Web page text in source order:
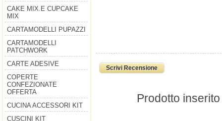
CAKE MIX.E CUPCAKE
MIX
CARTAMODELLI PUPAZZI
CARTAMODELLI
PATCHWORK
CARTE ADESIVE
COPERTE
CONFEZIONATE
OFFERTA
CUCINA ACCESSORI KIT
CUSCINI KIT
Scrivi Recensione
Prodotto